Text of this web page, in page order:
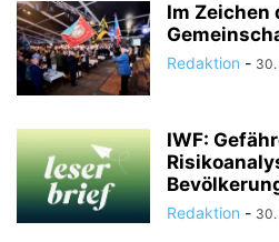
Im Zeichen
Redaktion -
IWF:
Redaktion -